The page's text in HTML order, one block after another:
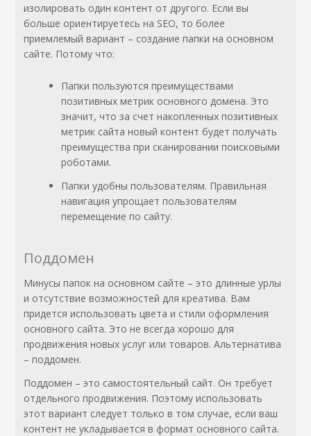
изолировать один контент от другого. Если вы
больше ориентируетесь на SEO, то более
приемлемый вариант – создание папки на основном
сайте. Потому что:
Папки пользуются преимуществами
позитивных метрик основного домена. Это
значит, что за счет накопленных позитивных
метрик сайта новый контент будет получать
преимущества при сканировании поисковыми
роботами.
Папки удобны пользователям. Правильная
навигация упрощает пользователям
перемещение по сайту.
Поддомен
Минусы папок на основном сайте – это длинные урлы
и отсутствие возможностей для креатива. Вам
придется использовать цвета и стили оформления
основного сайта. Это не всегда хорошо для
продвижения новых услуг или товаров. Альтернатива
– поддомен.
Поддомен – это самостоятельный сайт. Он требует
отдельного продвижения. Поэтому использовать
этот вариант следует только в том случае, если ваш
контент не укладывается в формат основного сайта.